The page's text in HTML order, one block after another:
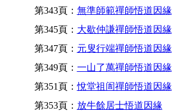
第343頁： 無準師範禪師悟道因緣
第345頁： 大歇仲謙禪師悟道因緣
第347頁： 元叟行端禪師悟道因緣
第349頁： 一山了萬禪師悟道因緣
第351頁：悅堂祖訚禪師悟道因緣
第353頁： 放牛餘居士悟道因緣